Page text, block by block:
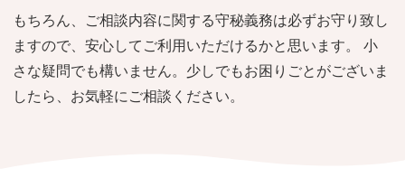
もちろん、ご相談内容に関する守秘義務は必ずお守り致し
ますので、安心してご利用いただけるかと思います。 小
さな疑問でも構いません。少しでもお困りごとがございま
したら、お気軽にご相談ください。